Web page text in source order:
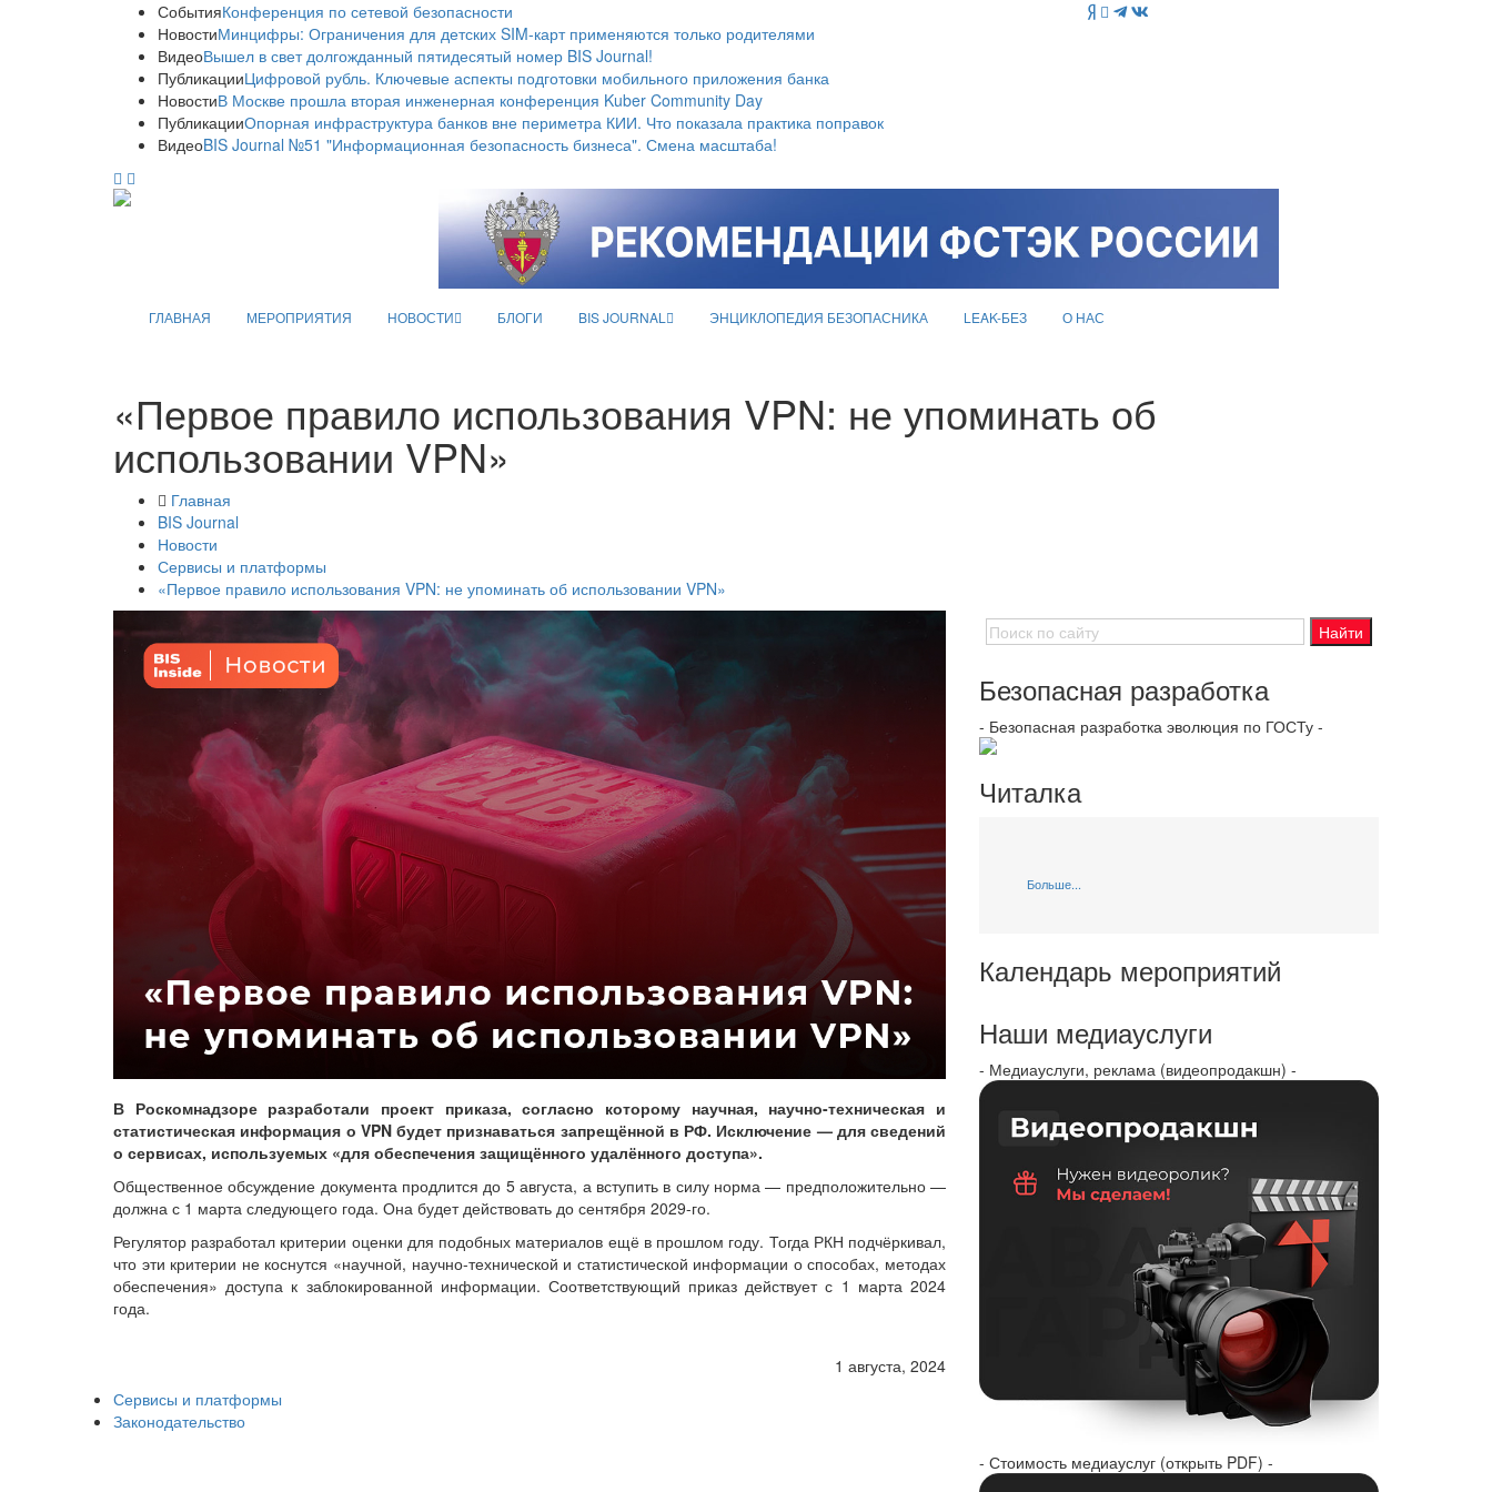
СобытияКонференция по сетевой безопасности
НовостиМинцифры: Ограничения для детских SIM-карт применяются только родителями
ВидеоВышел в свет долгожданный пятидесятый номер BIS Journal!
ПубликацииЦифровой рубль. Ключевые аспекты подготовки мобильного приложения банка
НовостиВ Москве прошла вторая инженерная конференция Kuber Community Day
ПубликацииОпорная инфраструктура банков вне периметра КИИ. Что показала практика поправок
ВидеоBIS Journal №51 "Информационная безопасность бизнеса". Смена масштаба!
ГЛАВНАЯ МЕРОПРИЯТИЯ НОВОСТИ БЛОГИ BIS JOURNAL ЭНЦИКЛОПЕДИЯ БЕЗОПАСНИКА LEAK-БЕЗ О НАС
«Первое правило использования VPN: не упоминать об
использовании VPN»
Главная
BIS Journal
Новости
Сервисы и платформы
«Первое правило использования VPN: не упоминать об использовании VPN»
В Роскомнадзоре разработали проект приказа, согласно которому научная, научно-техническая и
статистическая информация о VPN будет признаваться запрещённой в РФ. Исключение — для сведений
о сервисах, используемых «для обеспечения защищённого удалённого доступа».
Общественное обсуждение документа продлится до 5 августа, а вступить в силу норма — предположительно —
должна с 1 марта следующего года. Она будет действовать до сентября 2029-го.
Регулятор разработал критерии оценки для подобных материалов ещё в прошлом году. Тогда РКН подчёркивал,
что эти критерии не коснутся «научной, научно-технической и статистической информации о способах, методах
обеспечения» доступа к заблокированной информации. Соответствующий приказ действует с 1 марта 2024
года.
1 августа, 2024
Сервисы и платформы
Законодательство
Безопасная разработка
- Безопасная разработка эволюция по ГОСТу -
Читалка
Больше...
Календарь мероприятий
Наши медиауслуги
- Медиауслуги, реклама (видеопродакшн) -
- Стоимость медиауслуг (открыть PDF) -